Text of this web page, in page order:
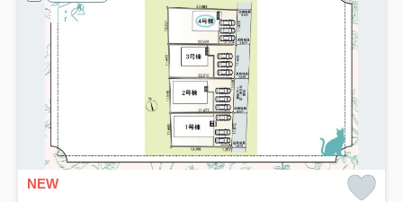
NEW